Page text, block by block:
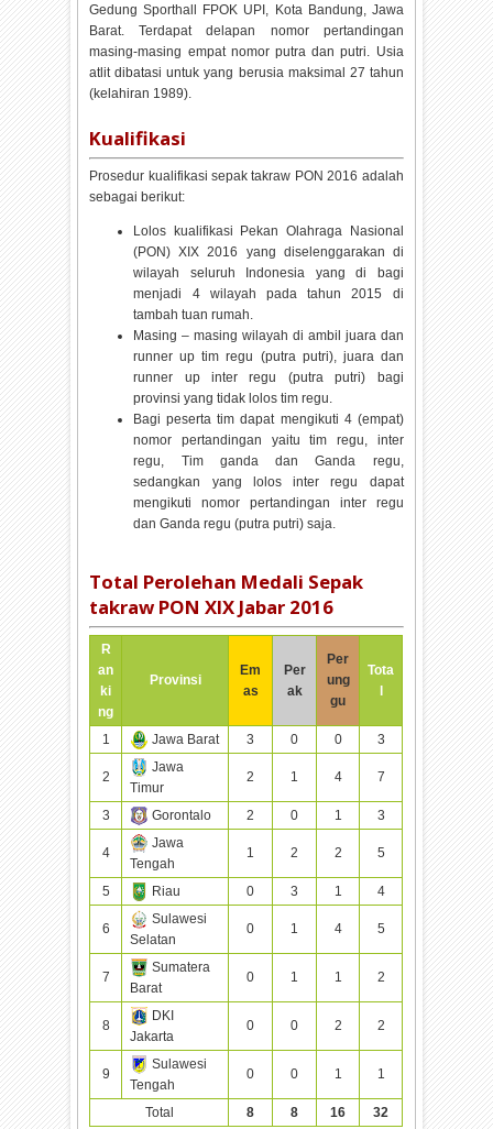
Gedung Sporthall FPOK UPI, Kota Bandung, Jawa
Barat. Terdapat delapan nomor pertandingan
masing-masing empat nomor putra dan putri. Usia
atlit dibatasi untuk yang berusia maksimal 27 tahun
(kelahiran 1989).
Kualifikasi
Prosedur kualifikasi sepak takraw PON 2016 adalah
sebagai berikut:
Lolos kualifikasi Pekan Olahraga Nasional
(PON) XIX 2016 yang diselenggarakan di
wilayah seluruh Indonesia yang di bagi
menjadi 4 wilayah pada tahun 2015 di
tambah tuan rumah.
Masing – masing wilayah di ambil juara dan
runner up tim regu (putra putri), juara dan
runner up inter regu (putra putri) bagi
provinsi yang tidak lolos tim regu.
Bagi peserta tim dapat mengikuti 4 (empat)
nomor pertandingan yaitu tim regu, inter
regu, Tim ganda dan Ganda regu,
sedangkan yang lolos inter regu dapat
mengikuti nomor pertandingan inter regu
dan Ganda regu (putra putri) saja.
Total Perolehan Medali Sepak
takraw PON XIX Jabar 2016
R
an
ki
ng
Provinsi
Em
as
Per
ak
Per
ung
gu
Tota
1 Jawa Barat 3 0 0 3
2
Jawa
Timur
2 1 4 7
3 Gorontalo 2 0 1 3
4
Jawa
Tengah
1 2 2 5
5 Riau 0 3 1 4
6
Sulawesi
Selatan
0 1 4 5
7
Sumatera
Barat
0 1 1 2
8
DKI
Jakarta
0 0 2 2
9
Sulawesi
Tengah
0 0 1 1
Total 8 8 16 32